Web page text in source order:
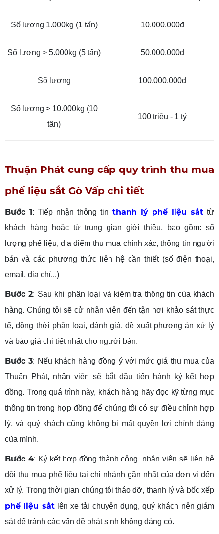
Số lượng 1.000kg (1 tấn) 10.000.000đ
Số lượng > 5.000kg (5 tấn) 50.000.000đ
Số lượng 100.000.000đ
Số lượng > 10.000kg (10
tấn)
100 triệu - 1 tỷ
Thuận Phát cung cấp quy trình thu mua
phế liệu sắt Gò Vấp chi tiết
Bước 1: Tiếp nhận thông tin thanh lý phế liệu sắttừ
khách hàng hoặc từ trung gian giới thiệu, bao gồm: số
lượng phế liệu, địa điểm thu mua chính xác, thông tin người
bán và các phương thức liên hệ cần thiết (số điện thoại,
email, địa chỉ...)
Bước 2: Sau khi phân loại và kiểm tra thông tin của khách
hàng. Chúng tôi sẽ cử nhân viên đến tận nơi khảo sát thực
tế, đồng thời phân loại, đánh giá, đề xuất phương án xử lý
và báo giá chi tiết nhất cho người bán.
Bước 3: Nếu khách hàng đồng ý với mức giá thu mua của
Thuận Phát, nhân viên sẽ bắt đầu tiến hành ký kết hợp
đồng. Trong quá trình này, khách hàng hãy đọc kỹ từng mục
thông tin trong hợp đồng để chúng tôi có sự điều chỉnh hợp
lý, và quý khách cũng không bị mất quyền lợi chính đáng
của mình.
Bước 4: Ký kết hợp đồng thành công, nhân viên sẽ liên hệ
đội thu mua phế liệu tại chi nhánh gần nhất của đơn vị đến
xử lý. Trong thời gian chúng tôi tháo dỡ, thanh lý và bốc xếp
phế liệu sắtlên xe tải chuyên dụng, quý khách nên giám
sát để tránh các vấn đề phát sinh không đáng có.